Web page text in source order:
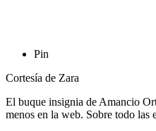
Pin
Cortesía de Zara
El buque insignia de Amancio
menos en la web. Sobre todo las